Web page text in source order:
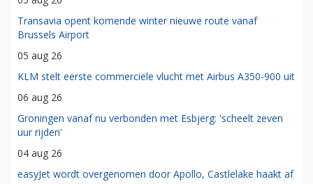
Transavia opent komende winter nieuwe route vanaf
Brussels Airport
05 aug 26
KLM stelt eerste commerciële vlucht met Airbus A350-900 uit
06 aug 26
Groningen vanaf nu verbonden met Esbjerg: 'scheelt zeven
uur rijden'
04 aug 26
easyJet wordt overgenomen door Apollo, Castlelake haakt af